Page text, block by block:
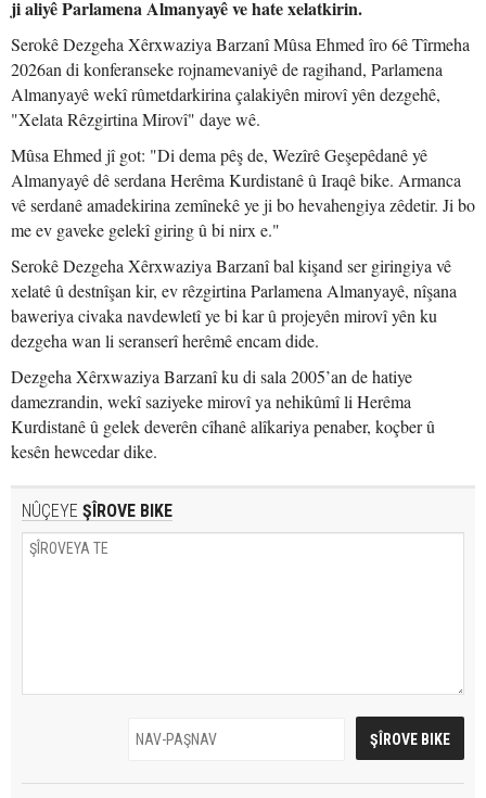
ji aliyê Parlamena Almanyayê ve hate xelatkirin.
Serokê Dezgeha Xêrxwaziya Barzanî Mûsa Ehmed îro 6ê Tîrmeha
2026an di konferanseke rojnamevaniyê de ragihand, Parlamena
Almanyayê wekî rûmetdarkirina çalakiyên mirovî yên dezgehê,
"Xelata Rêzgirtina Mirovî" daye wê.
Mûsa Ehmed jî got: "Di dema pêş de, Wezîrê Geşepêdanê yê
Almanyayê dê serdana Herêma Kurdistanê û Iraqê bike. Armanca
vê serdanê amadekirina zemînekê ye ji bo hevahengiya zêdetir. Ji bo
me ev gaveke gelekî giring û bi nirx e."
Serokê Dezgeha Xêrxwaziya Barzanî bal kişand ser giringiya vê
xelatê û destnîşan kir, ev rêzgirtina Parlamena Almanyayê, nîşana
baweriya civaka navdewletî ye bi kar û projeyên mirovî yên ku
dezgeha wan li seranserî herêmê encam dide.
Dezgeha Xêrxwaziya Barzanî ku di sala 2005’an de hatiye
damezrandin, wekî saziyeke mirovî ya nehikûmî li Herêma
Kurdistanê û gelek deverên cîhanê alîkariya penaber, koçber û
kesên hewcedar dike.
NÛÇEYE ŞÎROVE BIKE